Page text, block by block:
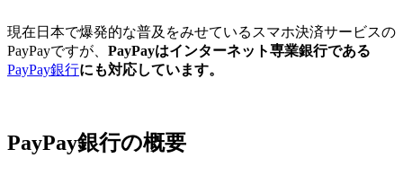
現在日本で爆発的な普及をみせているスマホ決済サービスの
PayPayですが、 PayPayはインターネット専業銀行である
PayPay銀行にも対応しています。
PayPay銀行の概要